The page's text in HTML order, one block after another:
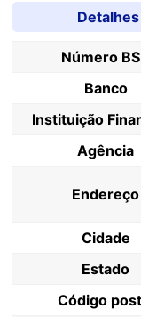
Número
Banco
Instituição
Agência
Endereço
Cidade
Estado
Código